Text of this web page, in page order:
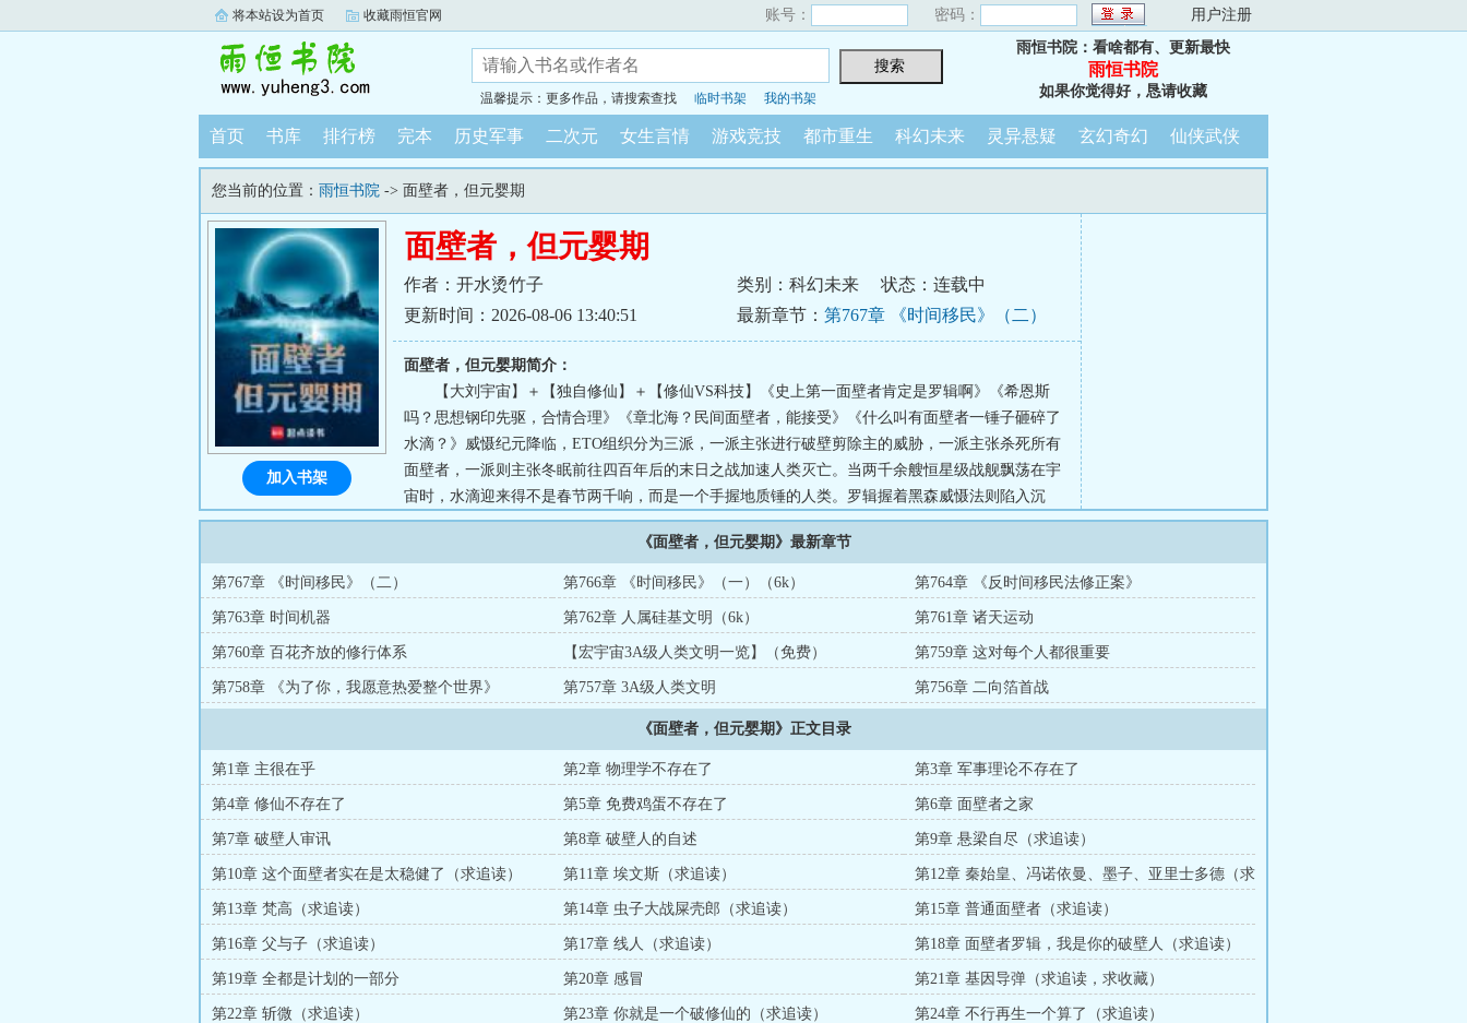
将本站设为首页 收藏雨恒官网 账号： 密码： 用户注册
温馨提示：更多作品，请搜索查找 临时书架 我的书架
雨恒书院：看啥都有、更新最快
雨恒书院
如果你觉得好，恳请收藏
首页 书库 排行榜 完本 历史军事 二次元 女生言情 游戏竞技 都市重生 科幻未来 灵异悬疑 玄幻奇幻 仙侠武侠
您当前的位置： 雨恒书院 -> 面壁者，但元婴期
面壁者，但元婴期
作者：开水烫竹子 类别：科幻未来
状态：连载中
更新时间：2026-08-06 13:40:51
最新章节： 第767章 《时间移民》（二）
面壁者，但元婴期简介：
【大刘宇宙】＋【独自修仙】＋【修仙VS科技】《史上第一面壁者肯定是罗辑啊》《希恩斯
吗？思想钢印先驱，合情合理》《章北海？民间面壁者，能接受》《什么叫有面壁者一锤子砸碎了
水滴？》威慑纪元降临，ETO组织分为三派，一派主张进行破壁剪除主的威胁，一派主张杀死所有
面壁者，一派则主张冬眠前往四百年后的末日之战加速人类灭亡。当两千余艘恒星级战舰飘荡在宇
宙时，水滴迎来得不是春节两千响，而是一个手握地质锤的人类。罗辑握着黑森威慑法则陷入沉
思：“你是说，有人一锤子敲爆了水滴，是吗？”“不止，他还提着冥王星，朝着三体舰队抡了过
去。”【纯修仙＋硬科幻，熟读全部大刘作品，完美缝合大刘宇宙，给给修仙者一点小小的科技震
撼，给科技文明一点小小的修仙震撼。】三体、乡村教师、白垩纪往事、吞噬者、朝闻道、诗云、
低温艺术家、微纪元、流浪地球……【近乎完美的三体同人文】已读过万订作品《炮火弧线》、
《希灵帝国》、《死在火星上》感兴...
加入书架
《面壁者，但元婴期》最新章节
第767章 《时间移民》（二） 第766章 《时间移民》（一）（6k） 第764章 《反时间移民法修正案》
第763章 时间机器 第762章 人属硅基文明（6k） 第761章 诸天运动
第760章 百花齐放的修行体系 【宏宇宙3A级人类文明一览】（免费） 第759章 这对每个人都很重要
第758章 《为了你，我愿意热爱整个世界》 第757章 3A级人类文明 第756章 二向箔首战
《面壁者，但元婴期》正文目录
第1章 主很在乎 第2章 物理学不存在了 第3章 军事理论不存在了
第4章 修仙不存在了 第5章 免费鸡蛋不存在了 第6章 面壁者之家
第7章 破壁人审讯 第8章 破壁人的自述 第9章 悬梁自尽（求追读）
第10章 这个面壁者实在是太稳健了（求追读） 第11章 埃文斯（求追读）
第12章 秦始皇、冯诺依曼、墨子、亚里士多德（求
追读）
第13章 梵高（求追读） 第14章 虫子大战屎壳郎（求追读） 第15章 普通面壁者（求追读）
第16章 父与子（求追读） 第17章 线人（求追读） 第18章 面壁者罗辑，我是你的破壁人（求追读）
第19章 全都是计划的一部分 第20章 感冒 第21章 基因导弹（求追读，求收藏）
第22章 斩微（求追读） 第23章 你就是一个破修仙的（求追读） 第24章 不行再生一个算了（求追读）